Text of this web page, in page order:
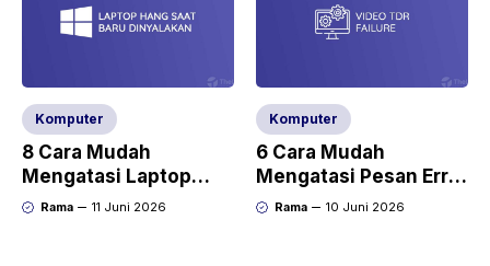
Komputer
8 Cara Mudah
Mengatasi Laptop
Hang Saat Baru
Rama 11 Juni 2026
Komputer
6 Cara Mudah
Mengatasi Pesan Error
Video TDR Failure
Rama 10 Juni 2026